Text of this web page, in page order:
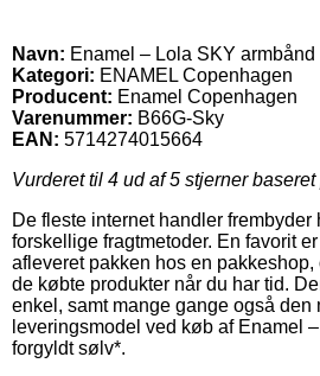
Navn: Enamel – Lola SKY
Kategori: ENAMEL Copenhagen
Producent: Enamel Copenhagen
Varenummer: B66G-Sky
EAN: 5714274015664
Vurderet til 4 ud af 5 stjerner baseret
De fleste internet handler
forskellige fragtmetoder. En favorit
afleveret pakken hos en
de købte produkter når du har tid.
enkel, samt mange gange også den
leveringsmodel ved køb af Enamel
forgyldt sølv*.